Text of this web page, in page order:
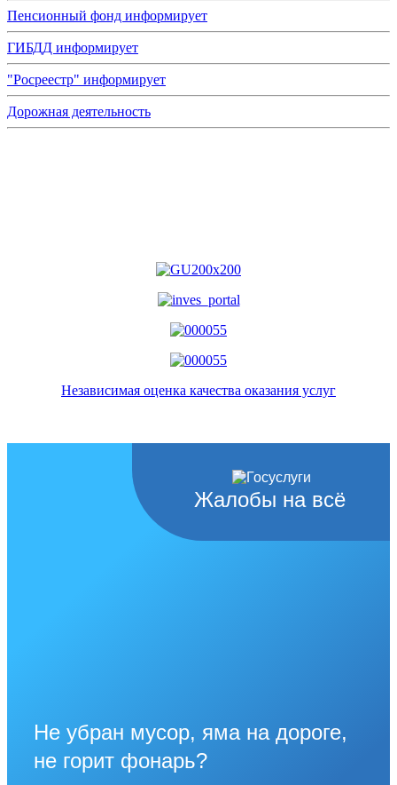
Пенсионный фонд информирует
ГИБДД информирует
"Росреестр" информирует
Дорожная деятельность
Независимая оценка качества оказания услуг
Жалобы на всё
Не убран мусор, яма на дороге,
не горит фонарь?